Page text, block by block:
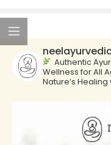
Authentic
Wellness for All
Nature’s